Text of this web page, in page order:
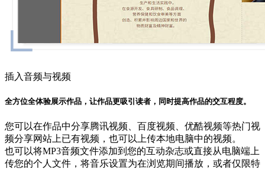
插入音频与视频
全方位全体验展示作品，让作品更吸引读者，同时提高作品的交互程度。
您可以在作品中分享腾讯视频、百度视频、优酷视频等热门视
频分享网站上已有视频，也可以上传本地电脑中的视频。
也可以将MP3音频文件添加到您的互动杂志或直接从电脑端上
传您的个人文件，将音乐设置为在浏览期间播放，或者仅限特